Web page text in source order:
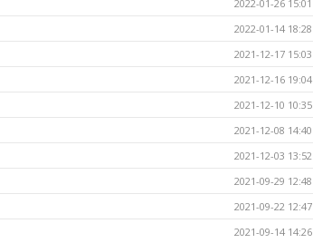
2022-01-26 15:01
2022-01-14 18:28
2021-12-17 15:03
2021-12-16 19:04
2021-12-10 10:35
2021-12-08 14:40
2021-12-03 13:52
2021-09-29 12:48
2021-09-22 12:47
2021-09-14 14:26